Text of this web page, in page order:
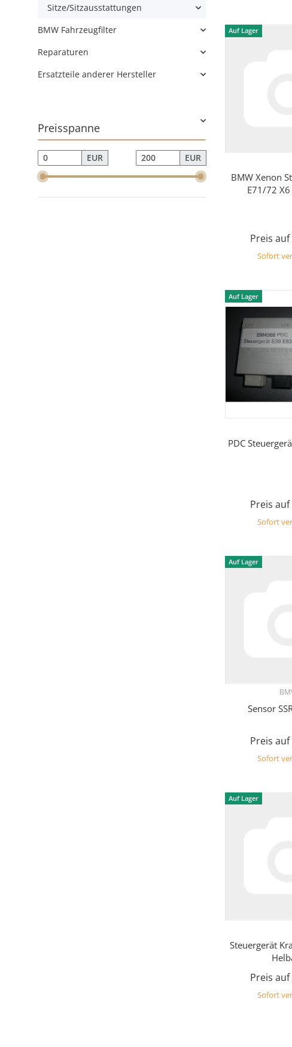
Auf Lager
BMW Xenon
E71/72
Preis
Sofort
Auf Lager
PDC
Preis
Sofort
Auf Lager
Sensor
Preis
Sofort
Auf Lager
Steuergerät
Preis
Sofort
Sitze/Sitzausstattungen
BMW Fahrzeugfilter
Reparaturen
Ersatzteile anderer Hersteller
Preisspanne
EUR EUR